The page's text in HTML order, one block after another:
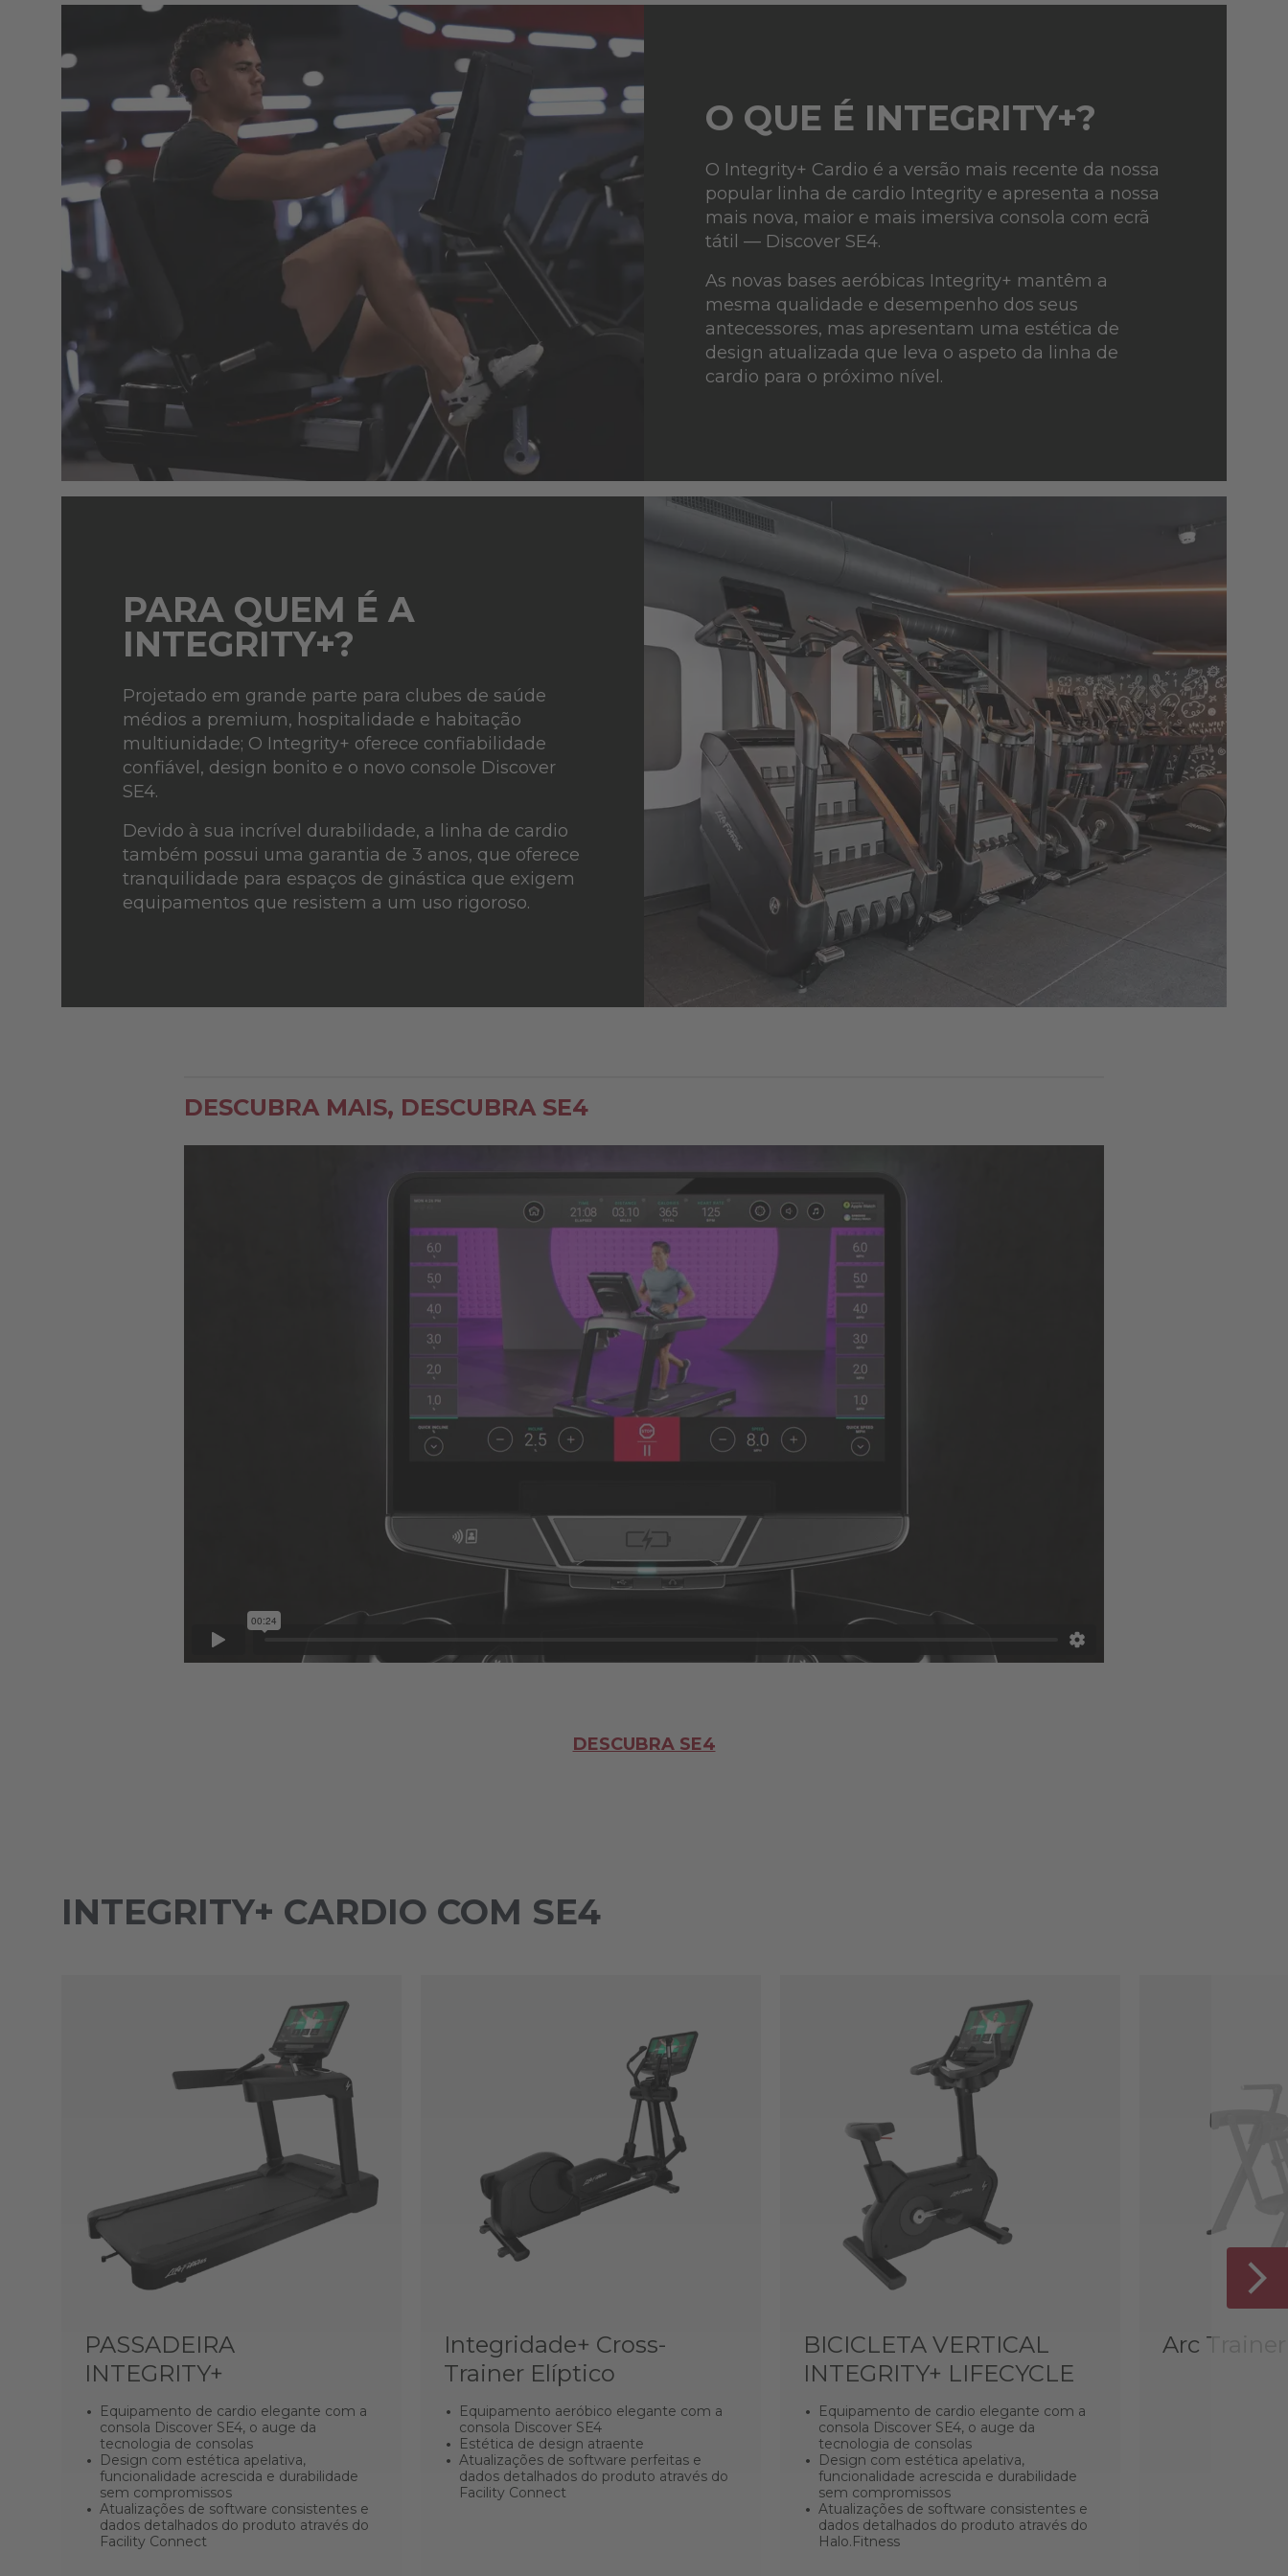
O QUE É INTEGRITY+?
O Integrity+ Cardio é a versão mais recente da nossa
popular linha de cardio Integrity e apresenta a nossa
mais nova, maior e mais imersiva consola com ecrã
tátil — Discover SE4.
As novas bases aeróbicas Integrity+ mantêm a
mesma qualidade e desempenho dos seus
antecessores, mas apresentam uma estética de
design atualizada que leva o aspeto da linha de
cardio para o próximo nível.
PARA QUEM É A
INTEGRITY+?
Projetado em grande parte para clubes de saúde
médios a premium, hospitalidade e habitação
multiunidade; O Integrity+ oferece confiabilidade
confiável, design bonito e o novo console Discover
SE4.
Devido à sua incrível durabilidade, a linha de cardio
também possui uma garantia de 3 anos, que oferece
tranquilidade para espaços de ginástica que exigem
equipamentos que resistem a um uso rigoroso.
DESCUBRA MAIS, DESCUBRA SE4
DESCUBRA SE4
INTEGRITY+ CARDIO COM SE4
PASSADEIRA
INTEGRITY+
Equipamento de cardio elegante com a
consola Discover SE4, o auge da
tecnologia de consolas
Design com estética apelativa,
funcionalidade acrescida e durabilidade
sem compromissos
Atualizações de software consistentes e
dados detalhados do produto através do
Facility Connect
Integridade+ Cross-
Trainer Elíptico
Equipamento aeróbico elegante com a
consola Discover SE4
Estética de design atraente
Atualizações de software perfeitas e
dados detalhados do produto através do
Facility Connect
BICICLETA VERTICAL
INTEGRITY+ LIFECYCLE
Equipamento de cardio elegante com a
consola Discover SE4, o auge da
tecnologia de consolas
Design com estética apelativa,
funcionalidade acrescida e durabilidade
sem compromissos
Atualizações de software consistentes e
dados detalhados do produto através do
Halo.Fitness
Arc